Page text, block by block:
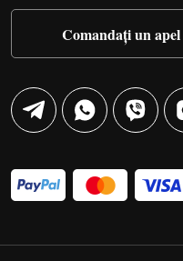
Comandați un apel